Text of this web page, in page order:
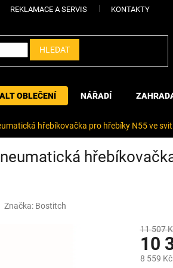
REKLAMACE A SERVIS KONTAKTY
HLEDAT
OBLEČENÍ NÁŘADÍ
hřebíkovačka pro hřebíky N55 ve
Značka: Bostitch
11 507
10
8 559